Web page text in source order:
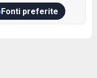
Fonti preferite